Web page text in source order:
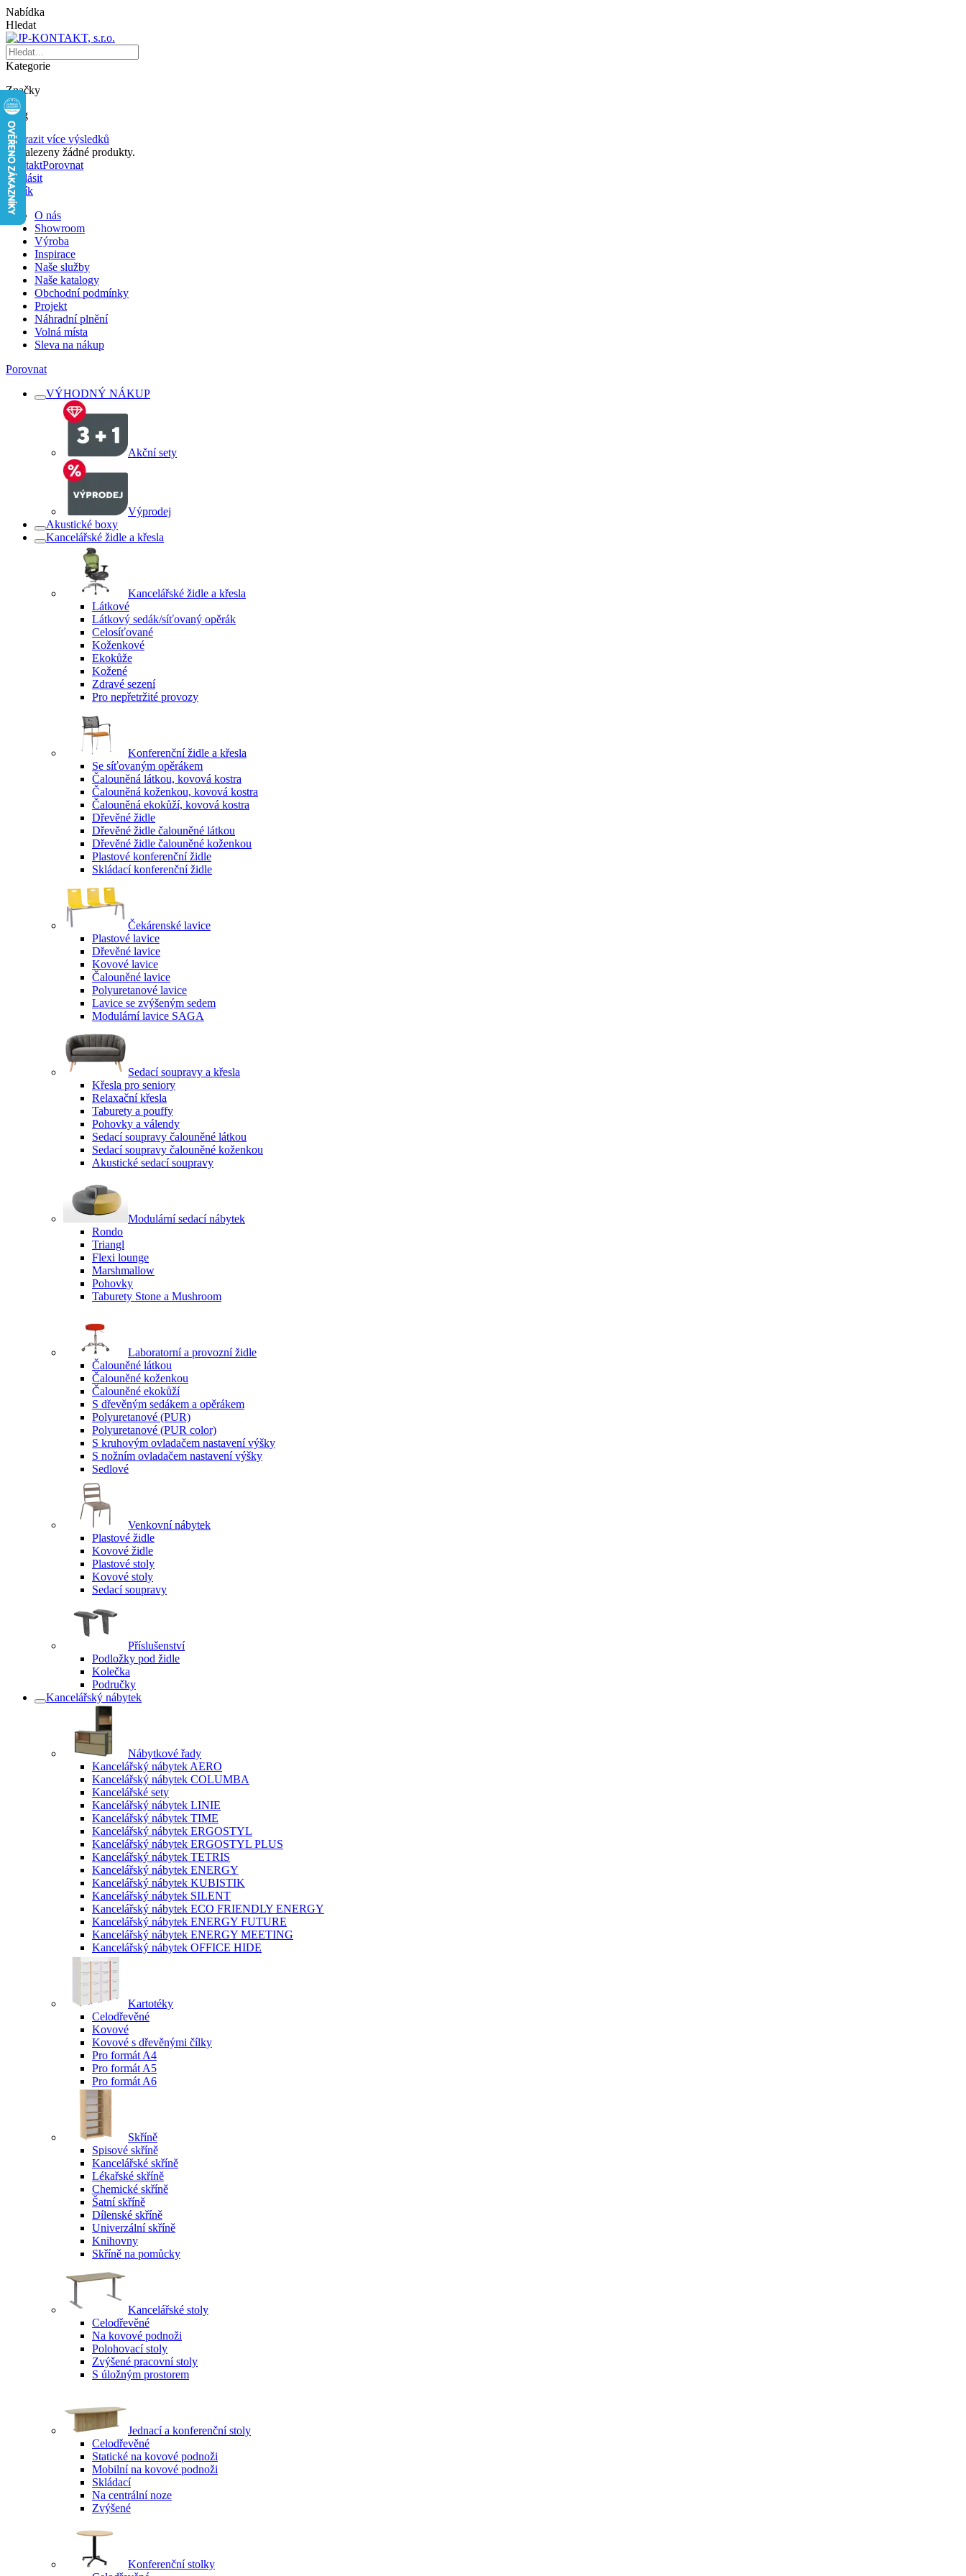
Nabídka
Hledat
Kategorie
Značky
Blog
Zobrazit více výsledků
Nenalezeny žádné produkty.
KontaktPorovnat
Přihlásit
Košík
O nás
Showroom
Výroba
Inspirace
Naše služby
Naše katalogy
Obchodní podmínky
Projekt
Náhradní plnění
Volná místa
Sleva na nákup
Porovnat
VÝHODNÝ NÁKUP
Akční sety
Výprodej
Akustické boxy
Kancelářské židle a křesla
Kancelářské židle a křesla
Látkové
Látkový sedák/síťovaný opěrák
Celosíťované
Koženkové
Ekokůže
Kožené
Zdravé sezení
Pro nepřetržité provozy
Konferenční židle a křesla
Se síťovaným opěrákem
Čalouněná látkou, kovová kostra
Čalouněná koženkou, kovová kostra
Čalouněná ekokůží, kovová kostra
Dřevěné židle
Dřevěné židle čalouněné látkou
Dřevěné židle čalouněné koženkou
Plastové konferenční židle
Skládací konferenční židle
Čekárenské lavice
Plastové lavice
Dřevěné lavice
Kovové lavice
Čalouněné lavice
Polyuretanové lavice
Lavice se zvýšeným sedem
Modulární lavice SAGA
Sedací soupravy a křesla
Křesla pro seniory
Relaxační křesla
Taburety a pouffy
Pohovky a válendy
Sedací soupravy čalouněné látkou
Sedací soupravy čalouněné koženkou
Akustické sedací soupravy
Modulární sedací nábytek
Rondo
Triangl
Flexi lounge
Marshmallow
Pohovky
Taburety Stone a Mushroom
Laboratorní a provozní židle
Čalouněné látkou
Čalouněné koženkou
Čalouněné ekokůží
S dřevěným sedákem a opěrákem
Polyuretanové (PUR)
Polyuretanové (PUR color)
S kruhovým ovladačem nastavení výšky
S nožním ovladačem nastavení výšky
Sedlové
Venkovní nábytek
Plastové židle
Kovové židle
Plastové stoly
Kovové stoly
Sedací soupravy
Příslušenství
Podložky pod židle
Kolečka
Područky
Kancelářský nábytek
Nábytkové řady
Kancelářský nábytek AERO
Kancelářský nábytek COLUMBA
Kancelářské sety
Kancelářský nábytek LINIE
Kancelářský nábytek TIME
Kancelářský nábytek ERGOSTYL
Kancelářský nábytek ERGOSTYL PLUS
Kancelářský nábytek TETRIS
Kancelářský nábytek ENERGY
Kancelářský nábytek KUBISTIK
Kancelářský nábytek SILENT
Kancelářský nábytek ECO FRIENDLY ENERGY
Kancelářský nábytek ENERGY FUTURE
Kancelářský nábytek ENERGY MEETING
Kancelářský nábytek OFFICE HIDE
Kartotéky
Celodřevěné
Kovové
Kovové s dřevěnými čílky
Pro formát A4
Pro formát A5
Pro formát A6
Skříně
Spisové skříně
Kancelářské skříně
Lékařské skříně
Chemické skříně
Šatní skříně
Dílenské skříně
Univerzální skříně
Knihovny
Skříně na pomůcky
Kancelářské stoly
Celodřevěné
Na kovové podnoži
Polohovací stoly
Zvýšené pracovní stoly
S úložným prostorem
Jednací a konferenční stoly
Celodřevěné
Statické na kovové podnoži
Mobilní na kovové podnoži
Skládací
Na centrální noze
Zvýšené
Konferenční stolky